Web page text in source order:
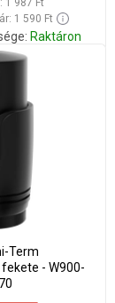
1 987 Ft
1 590 Ft
Raktáron
Kedvenc
Term
- W900-